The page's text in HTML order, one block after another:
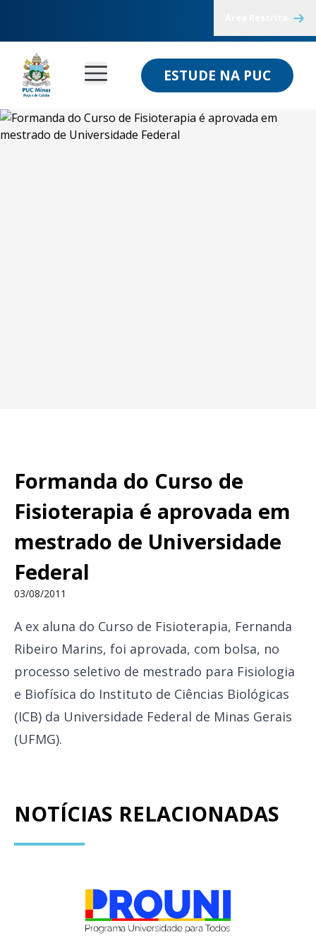
ESTUDE NA PUC
Formanda do Curso de
Fisioterapia é aprovada em
mestrado de Universidade
Federal
03/08/2011
A ex aluna do Curso de Fisioterapia, Fernanda
Ribeiro Marins, foi aprovada, com bolsa, no
processo seletivo de mestrado para Fisiologia
e Biofísica do Instituto de Ciências Biológicas
(ICB) da Universidade Federal de Minas Gerais
(UFMG).
NOTÍCIAS RELACIONADAS